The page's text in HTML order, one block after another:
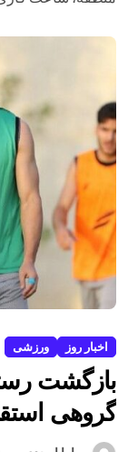
اخبار روز ورزشی
بازگشت
گروهی